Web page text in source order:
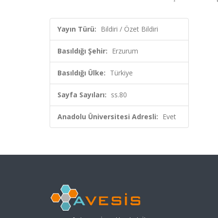
Yayın Türü: Bildiri / Özet Bildiri
Basıldığı Şehir: Erzurum
Basıldığı Ülke: Türkiye
Sayfa Sayıları: ss.80
Anadolu Üniversitesi Adresli: Evet